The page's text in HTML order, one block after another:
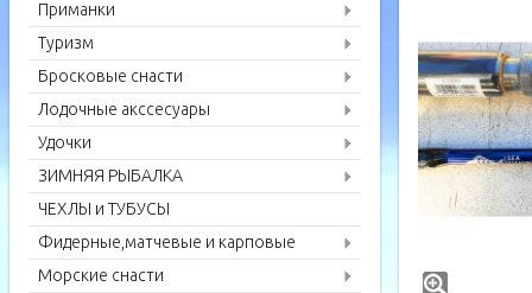
Приманки
Туризм
Бросковые снасти
Лодочные акссесуары
Удочки
ЗИМНЯЯ РЫБАЛКА
ЧЕХЛЫ и ТУБУСЫ
Фидерные,матчевые и карповые
удилища
Морские снасти